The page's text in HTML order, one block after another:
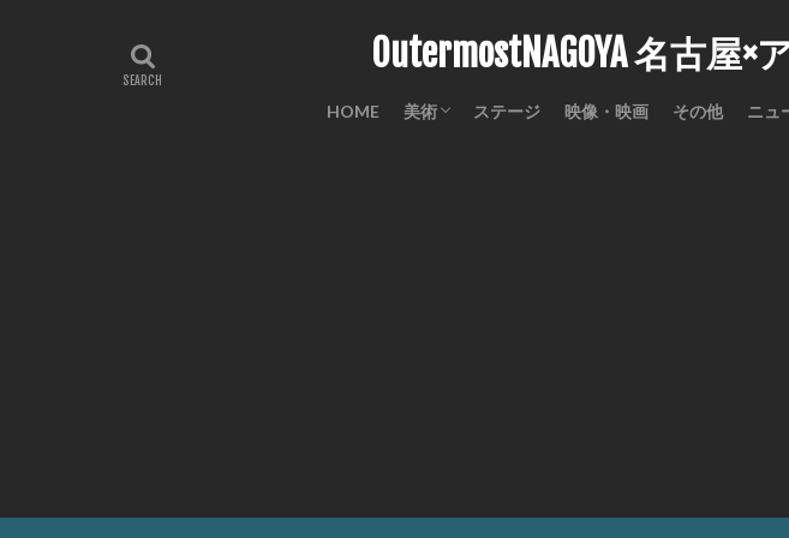
OutermostNAGOYA 名古
HOME 美術 ステージ 映像・映画 その他 ニュ